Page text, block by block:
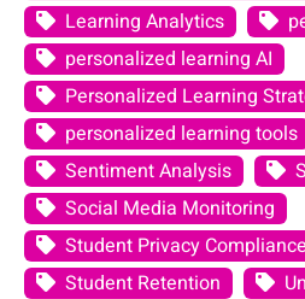
Learning Analytics
personalized learning AI
Personalized Learning
personalized learning tools
Sentiment Analysis
Social Media Monitoring
Student Privacy Compliance
Student Retention